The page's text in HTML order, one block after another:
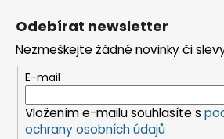
Odebírat newsletter
Nezmeškejte žádné novinky či
E-mail
Vložením e-mailu souhlasíte s
ochrany osobních údajů